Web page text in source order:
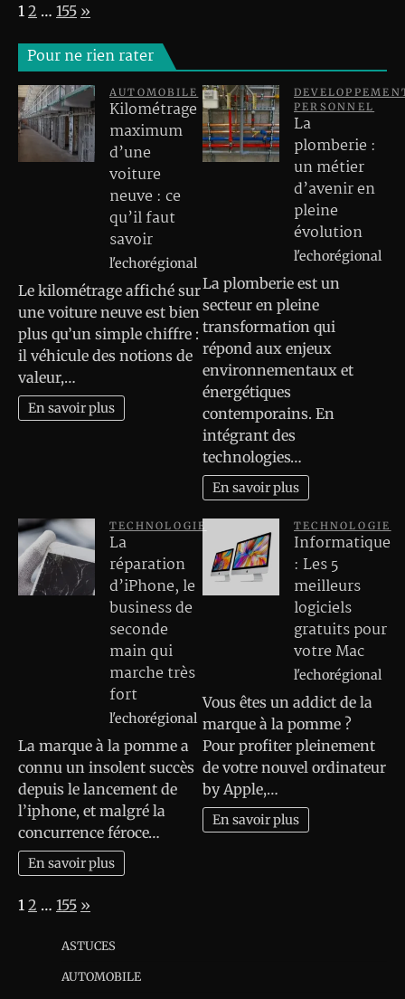
Page:
1 2 … 155 Next
»
Pour ne rien rater
AUTOMOBILE
Kilométrage
maximum
d’une
voiture
neuve : ce
qu’il faut
savoir
l'echorégional
Le kilométrage affiché sur
une voiture neuve est bien
plus qu’un simple chiffre :
il véhicule des notions de
valeur,…
En savoir plus
PERSONNEL
La
plomberie :
un métier
d’avenir en
pleine
évolution
l'echorégional
La plomberie est un
secteur en pleine
transformation qui
répond aux enjeux
environnementaux et
énergétiques
contemporains. En
intégrant des
technologies…
En savoir plus
TECHNOLOGIE
La
réparation
d’iPhone, le
business de
seconde
main qui
marche très
fort
l'echorégional
La marque à la pomme a
connu un insolent succès
depuis le lancement de
l’iphone, et malgré la
concurrence féroce…
En savoir plus
TECHNOLOGIE
Informatique
: Les 5
meilleurs
logiciels
gratuits pour
votre Mac
l'echorégional
Vous êtes un addict de la
marque à la pomme ?
Pour profiter pleinement
de votre nouvel ordinateur
by Apple,…
En savoir plus
Page:
1 2 … 155 Next
»
ASTUCES
AUTOMOBILE